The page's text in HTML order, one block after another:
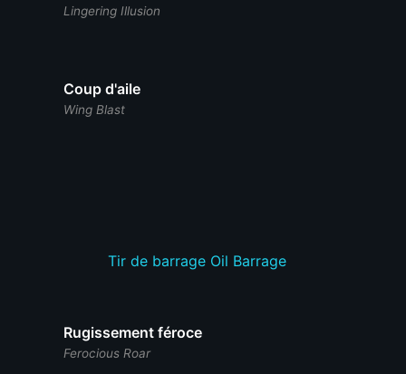
Lingering Illusion
Coup d'aile
Wing Blast
Tir de barrage Oil Barrage
Rugissement féroce
Ferocious Roar